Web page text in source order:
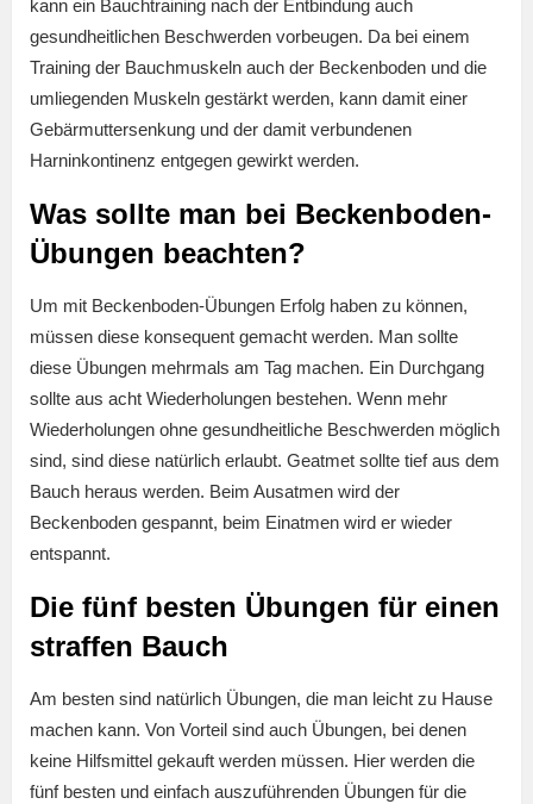
kann ein Bauchtraining nach der Entbindung auch
gesundheitlichen Beschwerden vorbeugen. Da bei einem
Training der Bauchmuskeln auch der Beckenboden und die
umliegenden Muskeln gestärkt werden, kann damit einer
Gebärmuttersenkung und der damit verbundenen
Harninkontinenz entgegen gewirkt werden.
Was sollte man bei Beckenboden-
Übungen beachten?
Um mit Beckenboden-Übungen Erfolg haben zu können,
müssen diese konsequent gemacht werden. Man sollte
diese Übungen mehrmals am Tag machen. Ein Durchgang
sollte aus acht Wiederholungen bestehen. Wenn mehr
Wiederholungen ohne gesundheitliche Beschwerden möglich
sind, sind diese natürlich erlaubt. Geatmet sollte tief aus dem
Bauch heraus werden. Beim Ausatmen wird der
Beckenboden gespannt, beim Einatmen wird er wieder
entspannt.
Die fünf besten Übungen für einen
straffen Bauch
Am besten sind natürlich Übungen, die man leicht zu Hause
machen kann. Von Vorteil sind auch Übungen, bei denen
keine Hilfsmittel gekauft werden müssen. Hier werden die
fünf besten und einfach auszuführenden Übungen für die